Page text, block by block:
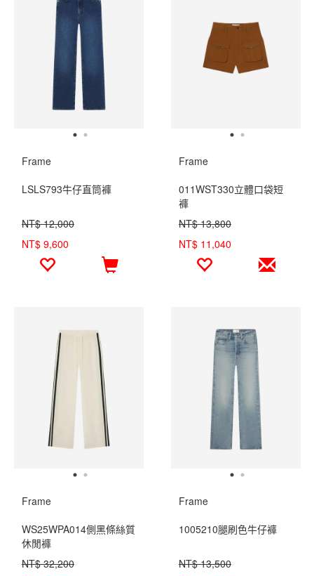
Frame
LSLS793牛仔直筒褲
NT$ 12,000
NT$ 9,600
Frame
011WST330立體口袋短
褲
NT$ 13,800
NT$ 11,040
Frame
WS25WPA014側黑條絲質
休閒褲
NT$ 32,200
Frame
1005210腿刷色牛仔褲
NT$ 13,500